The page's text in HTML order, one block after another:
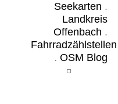
Seekarten .
Landkreis
Offenbach .
Fahrradzählstellen
. OSM Blog